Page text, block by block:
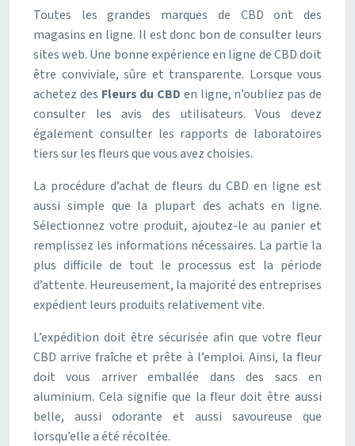
Toutes les grandes marques de CBD ont des
magasins en ligne. Il est donc bon de consulter leurs
sites web. Une bonne expérience en ligne de CBD doit
être conviviale, sûre et transparente. Lorsque vous
achetez des Fleurs du CBD en ligne, n’oubliez pas de
consulter les avis des utilisateurs. Vous devez
également consulter les rapports de laboratoires
tiers sur les fleurs que vous avez choisies.
La procédure d’achat de fleurs du CBD en ligne est
aussi simple que la plupart des achats en ligne.
Sélectionnez votre produit, ajoutez-le au panier et
remplissez les informations nécessaires. La partie la
plus difficile de tout le processus est la période
d’attente. Heureusement, la majorité des entreprises
expédient leurs produits relativement vite.
L’expédition doit être sécurisée afin que votre fleur
CBD arrive fraîche et prête à l’emploi. Ainsi, la fleur
doit vous arriver emballée dans des sacs en
aluminium. Cela signifie que la fleur doit être aussi
belle, aussi odorante et aussi savoureuse que
lorsqu’elle a été récoltée.